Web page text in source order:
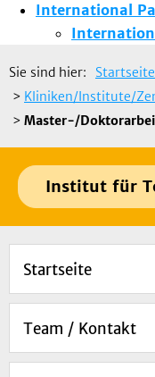
International
Sie sind hier: Startseite
> Kliniken/Institute/
> Master-/
Institut für
Startseite
Team / Kontakt